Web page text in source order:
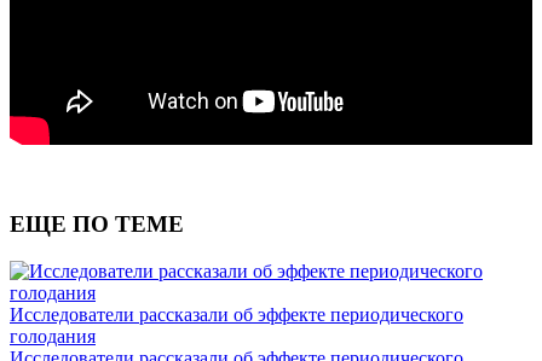
ЕЩЕ ПО ТЕМЕ
Исследователи рассказали об эффекте периодического
голодания